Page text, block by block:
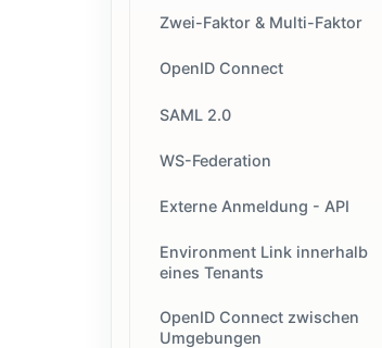
Zwei-Faktor & Multi-Faktor
OpenID Connect
SAML 2.0
WS-Federation
Externe Anmeldung - API
Environment Link innerhalb
eines Tenants
OpenID Connect zwischen
Umgebungen